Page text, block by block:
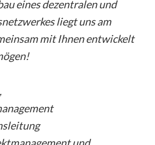
eines dezentralen und
liegt uns am
mit Ihnen entwickelt